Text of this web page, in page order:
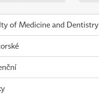
of Medicine and Dentistry